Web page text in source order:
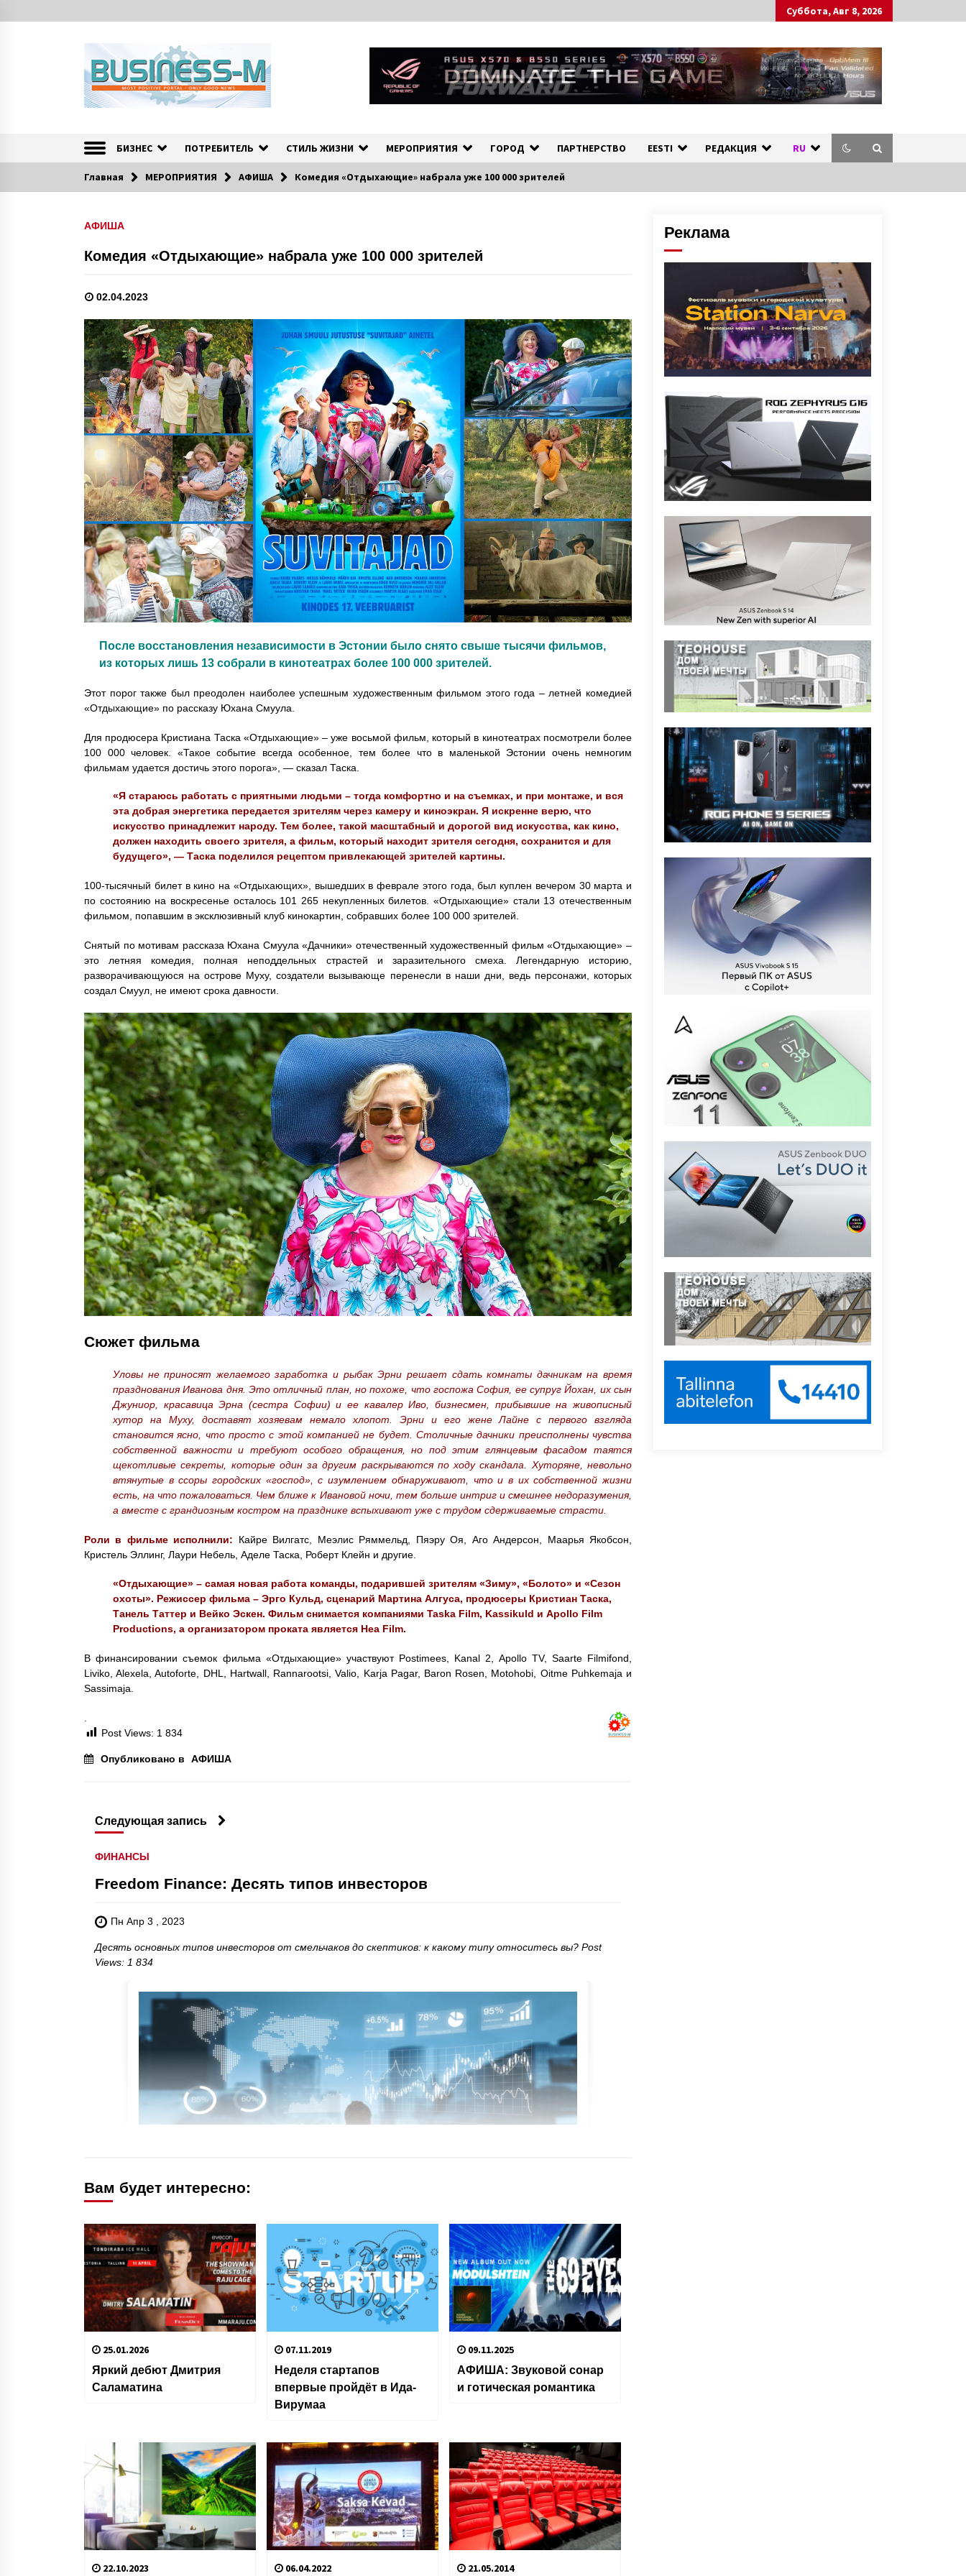
k
Суббота, Авг 8, 2026
БИЗНЕС ПОТРЕБИТЕЛЬ СТИЛЬ ЖИЗНИ МЕРОПРИЯТИЯ ГОРОД ПАРТНЕРСТВО EESTI РЕДАКЦИЯ RU
Главная МЕРОПРИЯТИЯ АФИША Комедия «Отдыхающие» набрала уже 100 000 зрителей
АФИША
Комедия «Отдыхающие» набрала уже 100 000 зрителей
02.04.2023
После восстановления независимости в Эстонии было снято свыше тысячи фильмов,
из которых лишь 13 собрали в кинотеатрах более 100 000 зрителей.
Этот порог также был преодолен наиболее успешным художественным фильмом этого года – летней комедией
«Отдыхающие» по рассказу Юхана Смуула.
Для продюсера Кристиана Таска «Отдыхающие» – уже восьмой фильм, который в кинотеатрах посмотрели более
100 000 человек. «Такое событие всегда особенное, тем более что в маленькой Эстонии очень немногим
фильмам удается достичь этого порога», — сказал Таска.
«Я стараюсь работать с приятными людьми – тогда комфортно и на съемках, и при монтаже, и вся
эта добрая энергетика передается зрителям через камеру и киноэкран. Я искренне верю, что
искусство принадлежит народу. Тем более, такой масштабный и дорогой вид искусства, как кино,
должен находить своего зрителя, а фильм, который находит зрителя сегодня, сохранится и для
будущего», — Таска поделился рецептом привлекающей зрителей картины.
100-тысячный билет в кино на «Отдыхающих», вышедших в феврале этого года, был куплен вечером 30 марта и
по состоянию на воскресенье осталось 101 265 некупленных билетов. «Отдыхающие» стали 13 отечественным
фильмом, попавшим в эксклюзивный клуб кинокартин, собравших более 100 000 зрителей.
Снятый по мотивам рассказа Юхана Смуула «Дачники» отечественный художественный фильм «Отдыхающие» –
это летняя комедия, полная неподдельных страстей и заразительного смеха. Легендарную историю,
разворачивающуюся на острове Муху, создатели вызывающе перенесли в наши дни, ведь персонажи, которых
создал Смуул, не имеют срока давности.
Сюжет фильма
Уловы не приносят желаемого заработка и рыбак Эрни решает сдать комнаты дачникам на время
празднования Иванова дня. Это отличный план, но похоже, что госпожа София, ее супруг Йохан, их сын
Джуниор, красавица Эрна (сестра Софии) и ее кавалер Иво, бизнесмен, прибывшие на живописный
хутор на Муху, доставят хозяевам немало хлопот. Эрни и его жене Лайне с первого взгляда
становится ясно, что просто с этой компанией не будет. Столичные дачники преисполнены чувства
собственной важности и требуют особого обращения, но под этим глянцевым фасадом таятся
щекотливые секреты, которые один за другим раскрываются по ходу скандала. Хуторяне, невольно
втянутые в ссоры городских «господ», с изумлением обнаруживают, что и в их собственной жизни
есть, на что пожаловаться. Чем ближе к Ивановой ночи, тем больше интриг и смешнее недоразумения,
а вместе с грандиозным костром на празднике вспыхивают уже с трудом сдерживаемые страсти.
Роли в фильме исполнили: Кайре Вилгатс, Меэлис Ряммельд, Пяэру Оя, Аго Андерсон, Маарья Якобсон,
Кристель Эллинг, Лаури Небель, Аделе Таска, Роберт Клейн и другие.
«Отдыхающие» – самая новая работа команды, подарившей зрителям «Зиму», «Болото» и «Сезон
охоты». Режиссер фильма – Эрго Кульд, сценарий Мартина Алгуса, продюсеры Кристиан Таска,
Танель Таттер и Вейко Эскен. Фильм снимается компаниями Taska Film, Kassikuld и Apollo Film
Productions, а организатором проката является Hea Film.
В финансировании съемок фильма «Отдыхающие» участвуют Postimees, Kanal 2, Apollo TV, Saarte Filmifond,
Liviko, Alexela, Autoforte, DHL, Hartwall, Rannarootsi, Valio, Karja Pagar, Baron Rosen, Motohobi, Oitme Puhkemaja и
Sassimaja.
Post Views: 1 834
Опубликовано в АФИША
Следующая запись
ФИНАНСЫ
Freedom Finance: Десять типов инвесторов
Пн Апр 3 , 2023
Десять основных типов инвесторов от смельчаков до скептиков: к какому типу относитесь вы? Post
Views: 1 834
Вам будет интересно:
25.01.2026
Яркий дебют Дмитрия
Саламатина
07.11.2019
Неделя стартапов
впервые пройдёт в Ида-
Вирумаа
09.11.2025
АФИША: Звуковой сонар
и готическая романтика
22.10.2023 06.04.2022 21.05.2014
Реклама